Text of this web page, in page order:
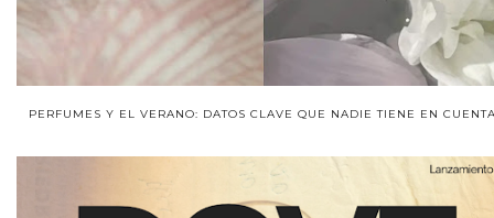
PERFUMES Y EL VERANO: DATOS CLAVE QUE NADIE TIENE EN